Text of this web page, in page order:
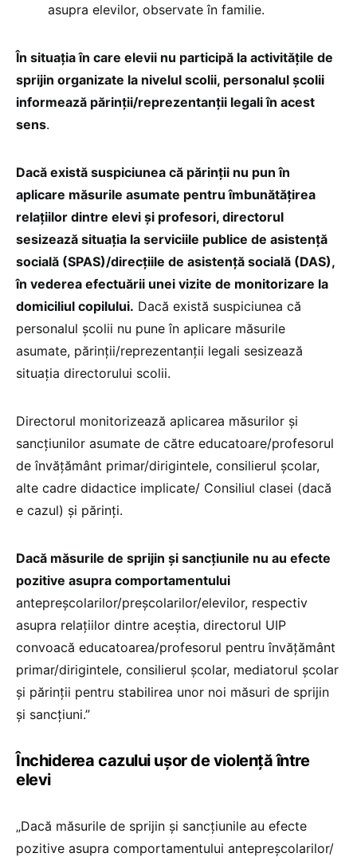
asupra elevilor, observate în familie.
În situația în care elevii nu participă la activitățile de
sprijin organizate la nivelul scolii, personalul școlii
informează părinții/reprezentanții legali în acest
sens.
Dacă există suspiciunea că părinții nu pun în
aplicare măsurile asumate pentru îmbunătățirea
relațiilor dintre elevi și profesori, directorul
sesizează situația la serviciile publice de asistență
socială (SPAS)/direcțiile de asistență socială (DAS),
în vederea efectuării unei vizite de monitorizare la
domiciliul copilului. Dacă există suspiciunea că
personalul școlii nu pune în aplicare măsurile
asumate, părinții/reprezentanții legali sesizează
situația directorului scolii.
Directorul monitorizează aplicarea măsurilor și
sancțiunilor asumate de către educatoare/profesorul
de învățământ primar/dirigintele, consilierul școlar,
alte cadre didactice implicate/ Consiliul clasei (dacă
e cazul) și părinți.
Dacă măsurile de sprijin și sancțiunile nu au efecte
pozitive asupra comportamentului
antepreșcolarilor/preșcolarilor/elevilor, respectiv
asupra relațiilor dintre aceștia, directorul UIP
convoacă educatoarea/profesorul pentru învățământ
primar/dirigintele, consilierul școlar, mediatorul școlar
și părinții pentru stabilirea unor noi măsuri de sprijin
și sancțiuni.”
Închiderea cazului ușor de violență între
elevi
„Dacă măsurile de sprijin și sancțiunile au efecte
pozitive asupra comportamentului antepreșcolarilor/